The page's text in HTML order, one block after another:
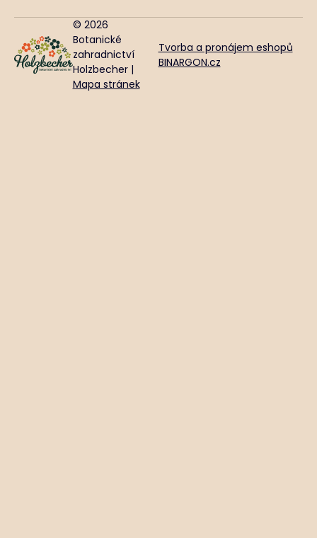
© 2026
Botanické
zahradnictví
Holzbecher |
Mapa stránek
Tvorba a pronájem eshopů
BINARGON.cz